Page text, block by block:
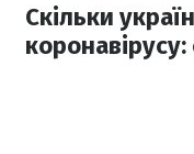
Скільки